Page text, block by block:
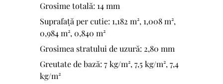
Grosime totală: 14 mm
Suprafață per cutie: 1,182 m², 1,008 m²,
0,984 m², 0,840 m²
Grosimea stratului de uzură: 2,80 mm
Greutate de bază: 7 kg/m², 7,5 kg/m², 7,4
kg/m²